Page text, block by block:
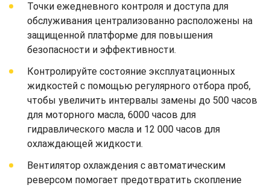
Точки ежедневного контроля и доступа для
обслуживания централизованно расположены на
защищенной платформе для повышения
безопасности и эффективности.
Контролируйте состояние эксплуатационных
жидкостей с помощью регулярного отбора проб,
чтобы увеличить интервалы замены до 500 часов
для моторного масла, 6000 часов для
гидравлического масла и 12 000 часов для
охлаждающей жидкости.
Вентилятор охлаждения с автоматическим
реверсом помогает предотвратить скопление